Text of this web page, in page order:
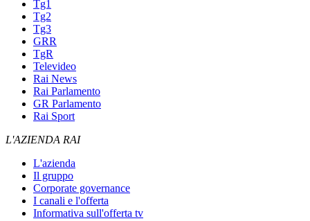
Tg1
Tg2
Tg3
GRR
TgR
Televideo
Rai News
Rai Parlamento
GR Parlamento
Rai Sport
L'AZIENDA RAI
L'azienda
Il gruppo
Corporate governance
I canali e l'offerta
Informativa sull'offerta tv